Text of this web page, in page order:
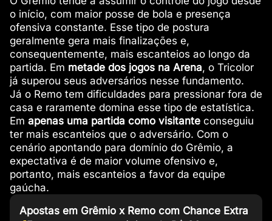
o início, com maior posse de bola e presença
ofensiva constante. Esse tipo de postura
geralmente gera mais finalizações e,
consequentemente, mais escanteios ao longo da
partida. Em metade dos jogos na Arena, o Tricolor
já superou seus adversários nesse fundamento.
Já o Remo tem dificuldades para pressionar fora de
casa e raramente domina esse tipo de estatística.
Em apenas uma partida como visitanteconseguiu
ter mais escanteios que o adversário. Com o
cenário apontando para domínio do Grêmio, a
expectativa é de maior volume ofensivo e,
portanto, mais escanteios a favor da equipe
gaúcha.
Apostas em Grêmio x Remo com Chance Extra